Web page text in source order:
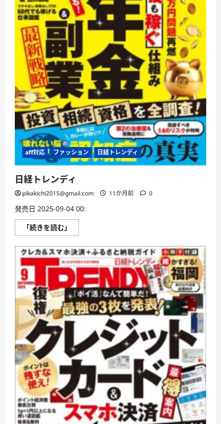
aff対応 ファッション 日経トレンディ
日経トレンディ
pikakichi2015@gmail.com 11か月前 0
発売日 2025-09-04 00:
「続きを読む」
経
レ
ン
デ
ィ
に
つ
い
て
さ
ら
に
読